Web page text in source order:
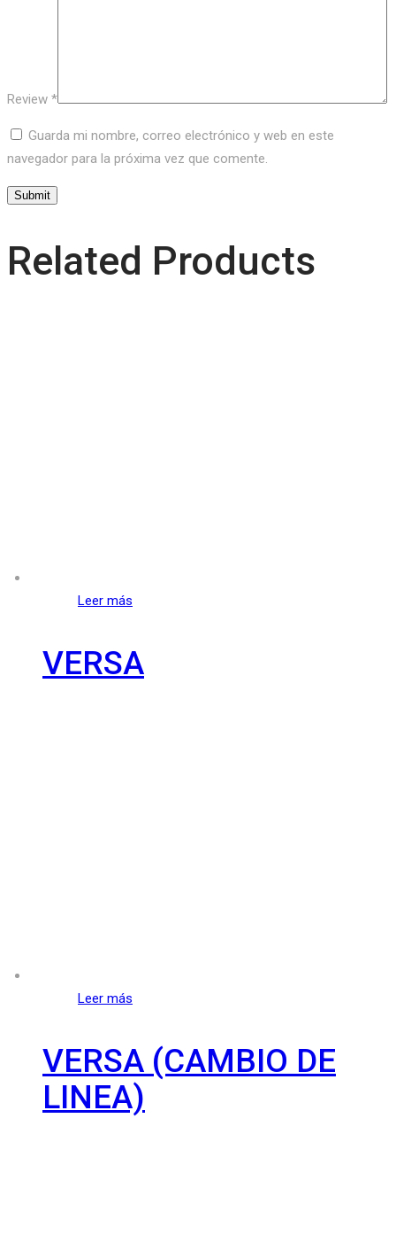
Review *
Guarda mi nombre, correo electrónico y web en este
navegador para la próxima vez que comente.
Related Products
Leer más
VERSA
Leer más
VERSA (CAMBIO DE
LINEA)